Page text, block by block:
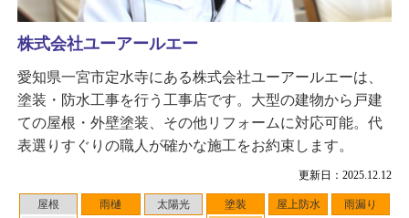
更新日：2025.12.12
屋根
雨樋 太陽光
塗装
屋上防水 雨漏り
株式会社ユーアールエー
愛知県一宮市定水寺にある株式会社ユーアールエーは、
塗装・防水工事を行う工事店です。大型の建物から戸建
ての屋根・外壁塗装、その他リフォームに対応可能。代
表選りすぐりの職人が確かな施工をお約束します。